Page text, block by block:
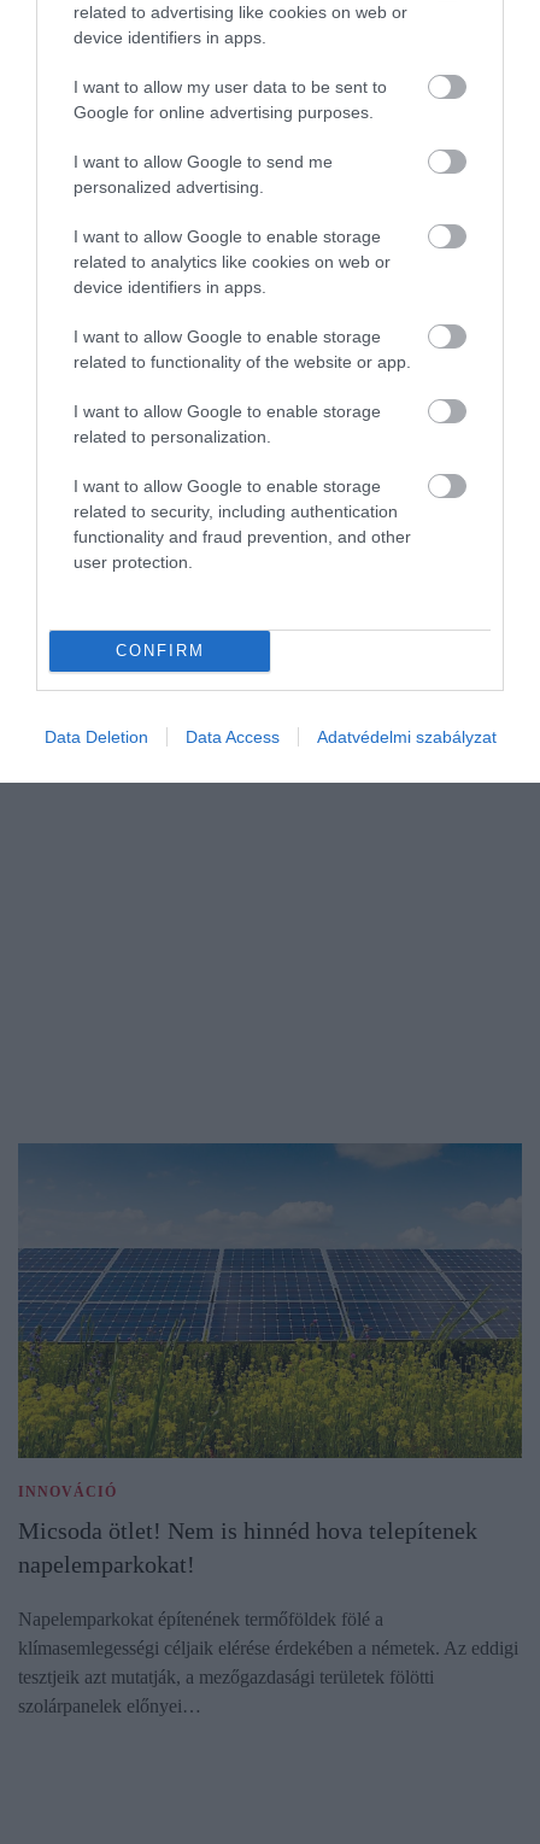
related to advertising like cookies on web or
device identifiers in apps.
I want to allow my user data to be sent to
Google for online advertising purposes.
I want to allow Google to send me
personalized advertising.
I want to allow Google to enable storage
related to analytics like cookies on web or
device identifiers in apps.
I want to allow Google to enable storage
related to functionality of the website or app.
I want to allow Google to enable storage
related to personalization.
I want to allow Google to enable storage
related to security, including authentication
functionality and fraud prevention, and other
user protection.
CONFIRM
Data Deletion Data Access Adatvédelmi szabályzat
Óriási mennyiségű napenergiát pazarol el Európa
Környezetvédők úgy látják, a szükséges infrastruktúra sokfelé
miatt számos európai ország nem tudja kihasználni azok
INNOVÁCIÓ
Micsoda ötlet! Nem is hinnéd hova telepítenek
napelemparkokat!
Napelemparkokat építenének termőföldek fölé a
klímasemlegességi céljaik elérése érdekében a németek. Az eddigi
tesztjeik azt mutatják, a mezőgazdasági területek fölötti
szolárpanelek előnyei…